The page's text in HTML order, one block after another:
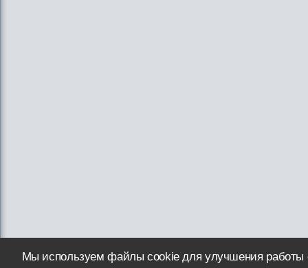
Мы используем файлы cookie для улучшения работы